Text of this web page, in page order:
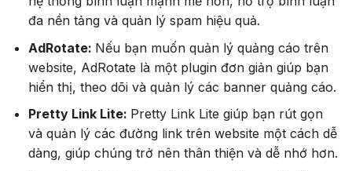
đa nền tảng và quản lý spam hiệu quả.
AdRotate: Nếu bạn muốn quản lý quảng cáo trên
website, AdRotate là một plugin đơn giản giúp bạn
hiển thị, theo dõi và quản lý các banner quảng cáo.
Pretty Link Lite: Pretty Link Lite giúp bạn rút gọn
và quản lý các đường link trên website một cách dễ
dàng, giúp chúng trở nên thân thiện và dễ nhớ hơn.